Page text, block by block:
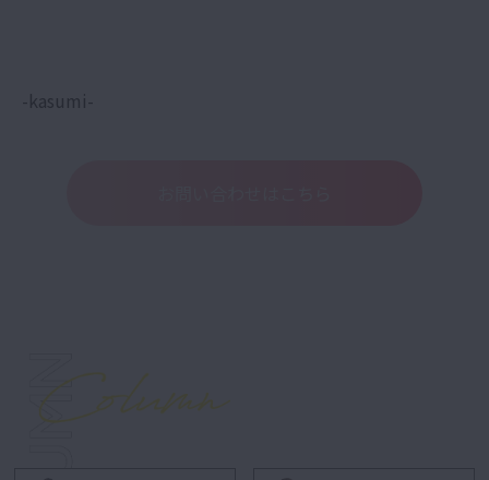
-kasumi-